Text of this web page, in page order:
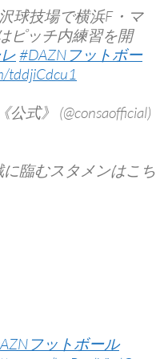
球技場で横浜F・マ
ピッチ内練習を開
#DAZNフットボー
tddjiCdcu1
式》 (@consaofficial)
臨むスタメンはこち
フットボール